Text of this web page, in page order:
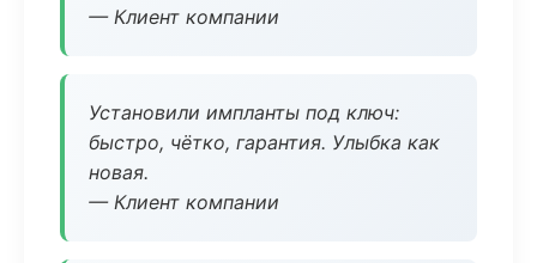
— Клиент компании
Установили импланты под ключ:
быстро, чётко, гарантия. Улыбка как
новая.
— Клиент компании